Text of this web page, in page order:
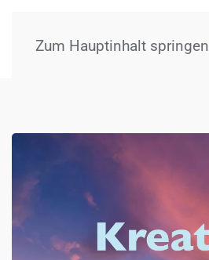
Zum Hauptinhalt springen